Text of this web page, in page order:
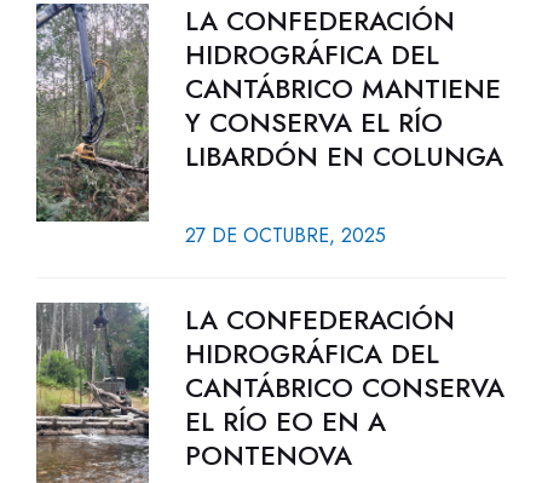
LA CONFEDERACIÓN
HIDROGRÁFICA DEL
CANTÁBRICO MANTIENE
Y CONSERVA EL RÍO
LIBARDÓN EN COLUNGA
27 DE OCTUBRE, 2025
LA CONFEDERACIÓN
HIDROGRÁFICA DEL
CANTÁBRICO CONSERVA
EL RÍO EO EN A
PONTENOVA